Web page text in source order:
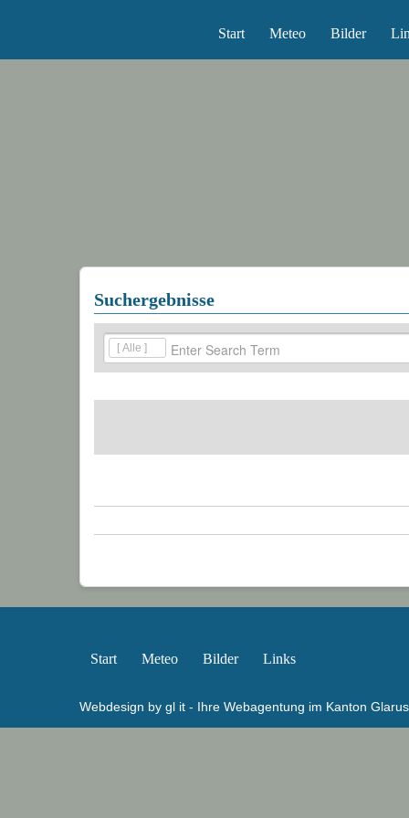
Start Meteo Bilder
Suchergebnisse
[ Alle ]
Start Meteo Bilder Links
Webdesign by gl it - Ihre Webagentung im Kanton Glarus